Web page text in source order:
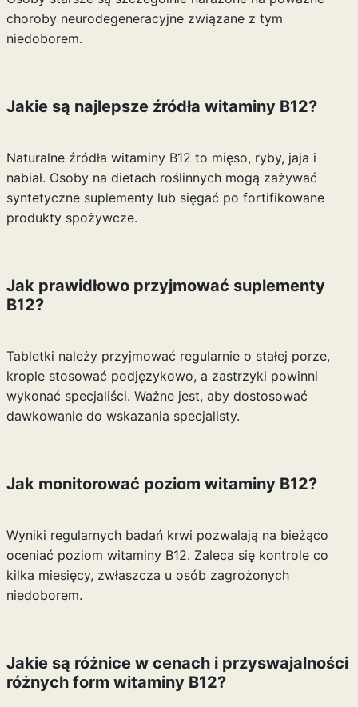
choroby neurodegeneracyjne związane z tym
niedoborem.
Jakie są najlepsze źródła witaminy B12?
Naturalne źródła witaminy B12 to mięso, ryby, jaja i
nabiał. Osoby na dietach roślinnych mogą zażywać
syntetyczne suplementy lub sięgać po fortifikowane
produkty spożywcze.
Jak prawidłowo przyjmować suplementy
B12?
Tabletki należy przyjmować regularnie o stałej porze,
krople stosować podjęzykowo, a zastrzyki powinni
wykonać specjaliści. Ważne jest, aby dostosować
dawkowanie do wskazania specjalisty.
Jak monitorować poziom witaminy B12?
Wyniki regularnych badań krwi pozwalają na bieżąco
oceniać poziom witaminy B12. Zaleca się kontrole co
kilka miesięcy, zwłaszcza u osób zagrożonych
niedoborem.
Jakie są różnice w cenach i przyswajalności
różnych form witaminy B12?